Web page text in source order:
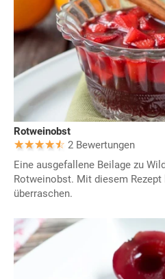
Rotweinobst
2 Bewertungen
Eine ausgefallene Beilage zu
Rotweinobst. Mit diesem
überraschen.